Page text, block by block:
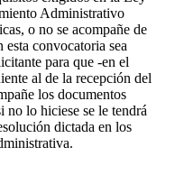
Administrativo
o no se acompañe de
convocatoria sea
para que -en el
al de la recepción del
los documentos
no lo hiciese se le tendrá
dictada en los